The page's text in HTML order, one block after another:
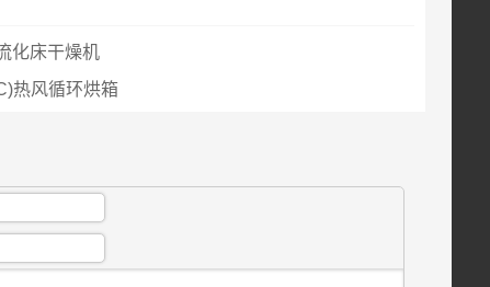
化床干燥机
热风循环烘箱